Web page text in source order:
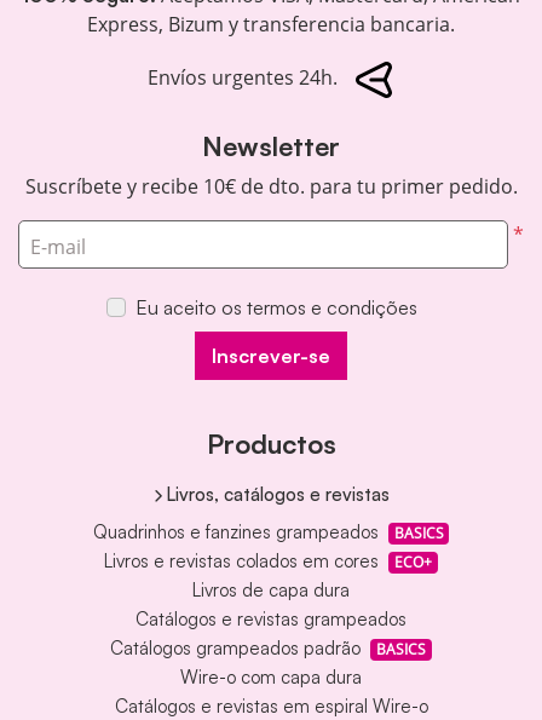
Express, Bizum y transferencia bancaria.
Envíos urgentes 24h.
Newsletter
Suscríbete y recibe 10€ de dto. para tu primer pedido.
*
E-mail
Eu aceito os termos e condições
Inscrever-se
Productos
Livros, catálogos e revistas
Quadrinhos e fanzines grampeados
BASICS
Livros e revistas colados em cores ECO+
Livros de capa dura
Catálogos e revistas grampeados
Catálogos grampeados padrão
BASICS
Wire-o com capa dura
Catálogos e revistas em espiral Wire-o